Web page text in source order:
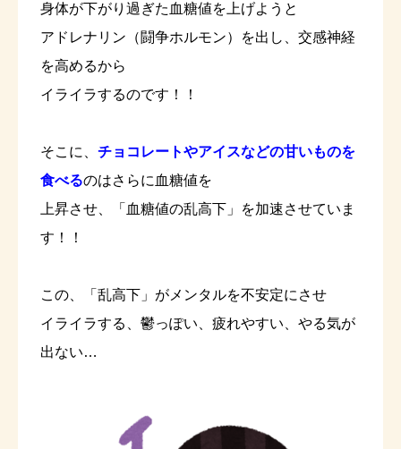
身体が下がり過ぎた血糖値を上げようと
アドレナリン（闘争ホルモン）を出し、交感神経
を高めるから
イライラするのです！！
そこに、 チョコレートやアイスなどの甘いものを
食べるのはさらに血糖値を
上昇させ、「血糖値の乱高下」を加速させていま
す！！
この、「乱高下」がメンタルを不安定にさせ
イライラする、鬱っぽい、疲れやすい、やる気が
出ない…